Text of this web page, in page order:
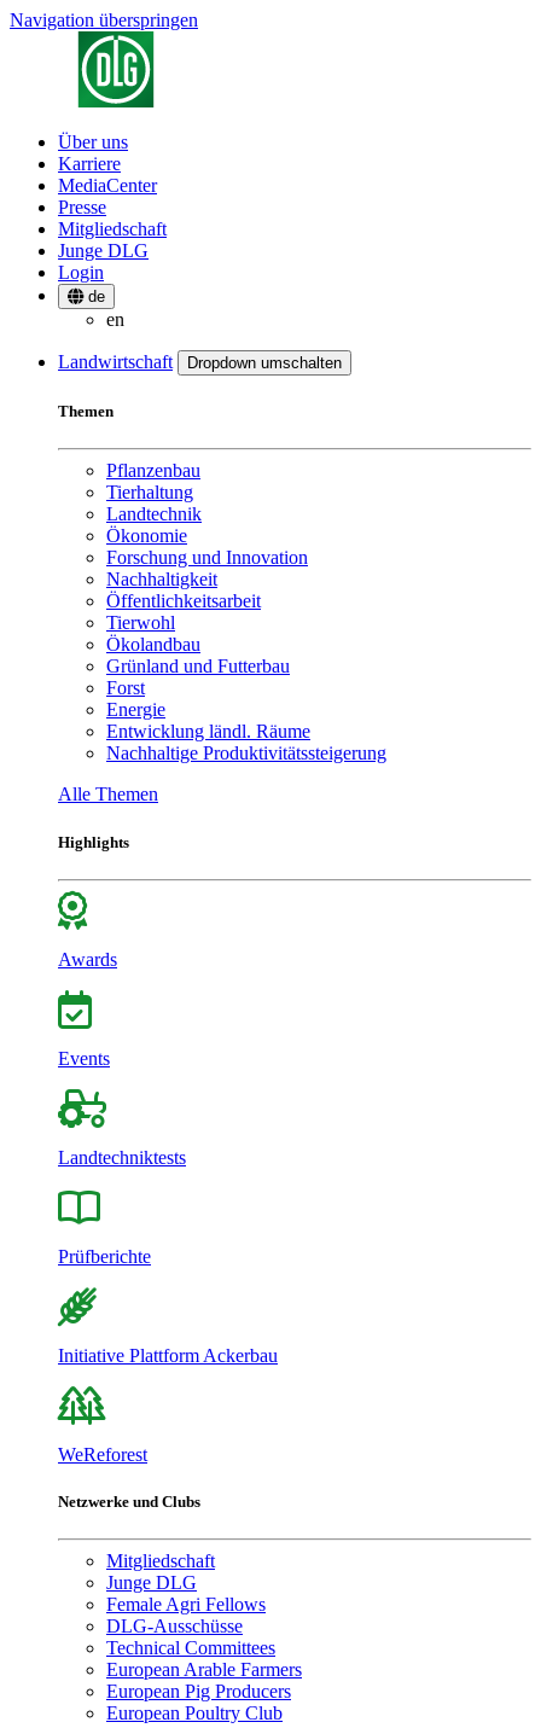
Navigation überspringen
Über uns
Karriere
MediaCenter
Presse
Mitgliedschaft
Junge DLG
Login
de
en
Landwirtschaft Dropdown umschalten
Themen
Pflanzenbau
Tierhaltung
Landtechnik
Ökonomie
Forschung und Innovation
Nachhaltigkeit
Öffentlichkeitsarbeit
Tierwohl
Ökolandbau
Grünland und Futterbau
Forst
Energie
Entwicklung ländl. Räume
Nachhaltige Produktivitätssteigerung
Alle Themen
Highlights
Awards
Events
Landtechniktests
Prüfberichte
Initiative Plattform Ackerbau
WeReforest
Netzwerke und Clubs
Mitgliedschaft
Junge DLG
Female Agri Fellows
DLG-Ausschüsse
Technical Committees
European Arable Farmers
European Pig Producers
European Poultry Club